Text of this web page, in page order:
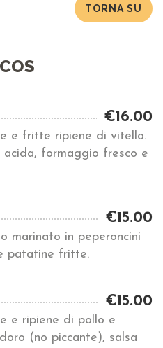
TORNA SU
€16.00
e fritte ripiene di vitello.
formaggio fresco e
€15.00
marinato in peperoncini
patatine fritte.
€15.00
e ripiene di pollo e
(no piccante), salsa